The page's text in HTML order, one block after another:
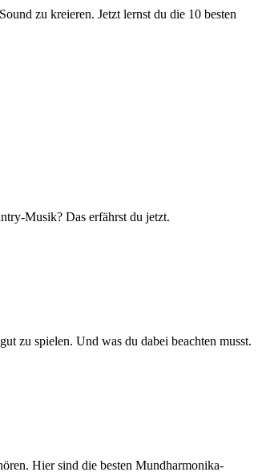
zu kreieren. Jetzt lernst du die 10 besten
Musik? Das erfährst du jetzt.
zu spielen. Und was du dabei beachten musst.
Hier sind die besten Mundharmonika-